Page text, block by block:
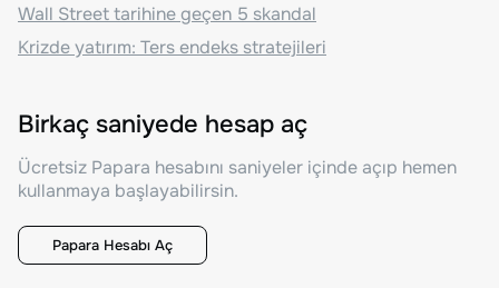
Wall Street tarihine geçen 5 skandal
Krizde yatırım: Ters endeks stratejileri
Birkaç saniyede hesap aç
Ücretsiz Papara hesabını saniyeler içinde açıp hemen
kullanmaya başlayabilirsin.
Papara Hesabı Aç